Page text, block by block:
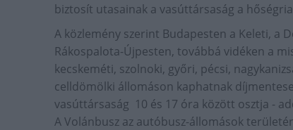
biztosít utasainak a vasúttársaság a
A közlemény szerint Budapesten a Keleti, a
Rákospalota-Újpesten, továbbá vidéken a
kecskeméti, szolnoki, győri, pécsi,
celldömölki állomáson kaphatnak
vasúttársaság 10 és 17 óra között osztja -
A Volánbusz az autóbusz-állomások